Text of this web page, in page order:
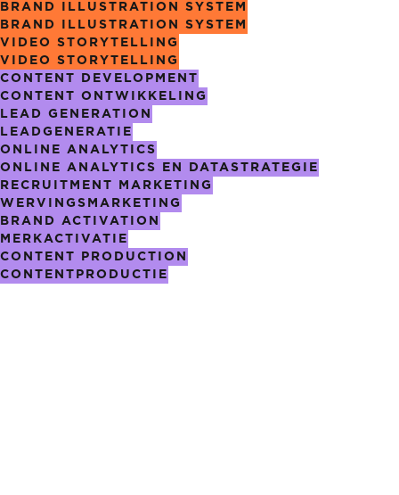
BRAND ILLUSTRATION SYSTEM
BRAND ILLUSTRATION SYSTEM
VIDEO STORYTELLING
VIDEO STORYTELLING
CONTENT DEVELOPMENT
CONTENT ONTWIKKELING
LEAD GENERATION
LEADGENERATIE
ONLINE ANALYTICS
ONLINE ANALYTICS EN DATASTRATEGIE
RECRUITMENT MARKETING
WERVINGS­MARKETING
BRAND ACTIVATION
MERKACTIVATIE
CONTENT PRODUCTION
CONTENTPRODUCTIE